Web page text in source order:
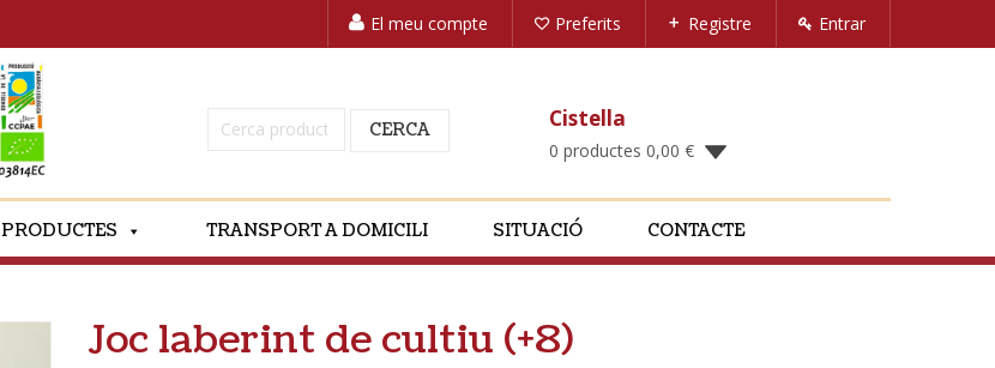
El meu compte Preferits Registre Entrar
Cerca: CERCA Cistella
0 productes 0,00 €
PRODUCTES TRANSPORT A DOMICILI SITUACIÓ CONTACTE
Joc laberint de cultiu (+8)